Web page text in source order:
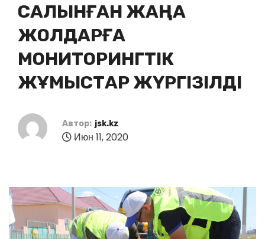
САЛЫНҒАН ЖАҢА
ЖОЛДАРҒА
МОНИТОРИНГТІК
ЖҰМЫСТАР ЖҮРГІЗІЛДІ
Автор: jsk.kz
Июн 11, 2020